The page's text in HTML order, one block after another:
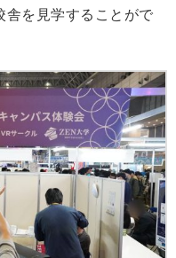
舎を見学することがで